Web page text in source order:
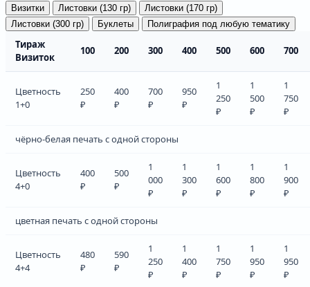
Визитки Листовки (130 гр)
Листовки (170 гр)
Листовки (300 гр)
Буклеты Полиграфия под любую тематику
Тираж
Визиток
100 200 300 400 500 600 700
Цветность
1+0
250
₽
400
₽
700
₽
950
₽
1
250
₽
1
500
₽
1
750
₽
чёрно-белая печать с одной стороны
Цветность
4+0
400
₽
500
₽
1
000
₽
1
300
₽
1
600
₽
1
800
₽
1
900
₽
цветная печать с одной стороны
Цветность
4+4
480
₽
590
₽
1
250
₽
1
400
₽
1
750
₽
1
950
₽
1
950
₽